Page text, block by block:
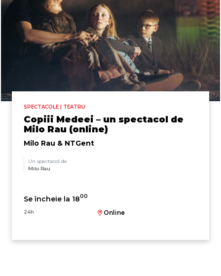
SPECTACOLE | TEATRU
Copiii Medeei – un spectacol de
Milo Rau (online)
Milo Rau & NTGent
Un spectacol de
Milo Rau
Se încheie la 1800
24h Online